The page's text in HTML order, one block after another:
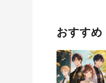
でさえ、ド
おすすめ